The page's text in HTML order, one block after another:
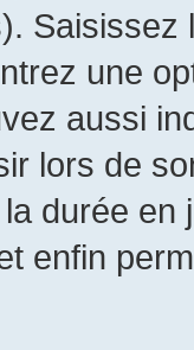
une
aussi
lors de
la durée
enfin